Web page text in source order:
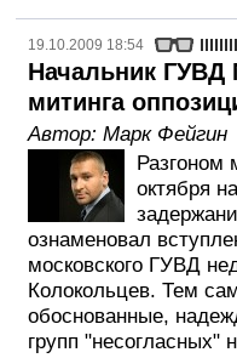
19.10.2009 18:54
Начальник ГУВД
митинга
Автор: Марк Фейгин
Разгоном
октября
ознаменовал
московского ГУВД
Колокольцев. Тем
обоснованные,
групп "несогласных"